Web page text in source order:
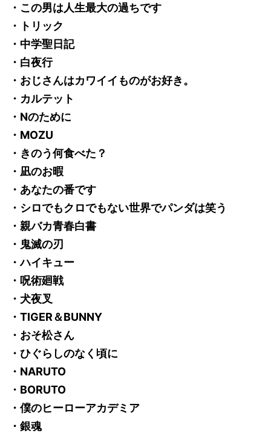
・この男は人生最大の過ちです
・トリック
・中学聖日記
・白夜行
・おじさんはカワイイものがお好き。
・カルテット
・Nのために
・MOZU
・きのう何食べた？
・凪のお暇
・あなたの番です
・シロでもクロでもない世界でパンダは笑う
・親バカ青春白書
・鬼滅の刃
・ハイキュー
・呪術廻戦
・犬夜叉
・TIGER＆BUNNY
・おそ松さん
・ひぐらしのなく頃に
・NARUTO
・BORUTO
・僕のヒーローアカデミア
・銀魂